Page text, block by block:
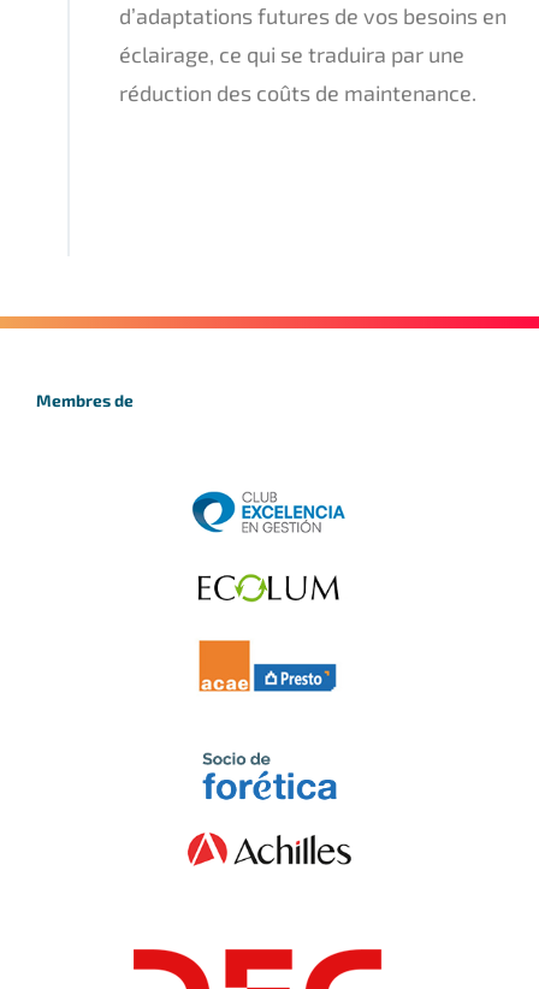
d’adaptations futures de vos besoins en
éclairage, ce qui se traduira par une
réduction des coûts de maintenance.
Membres de